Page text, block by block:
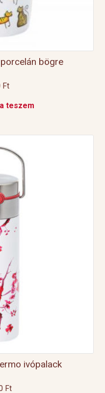
bögre
Ft
teszem
ivópalack
Ft